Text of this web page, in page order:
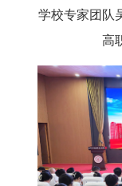
学校专家团队
高